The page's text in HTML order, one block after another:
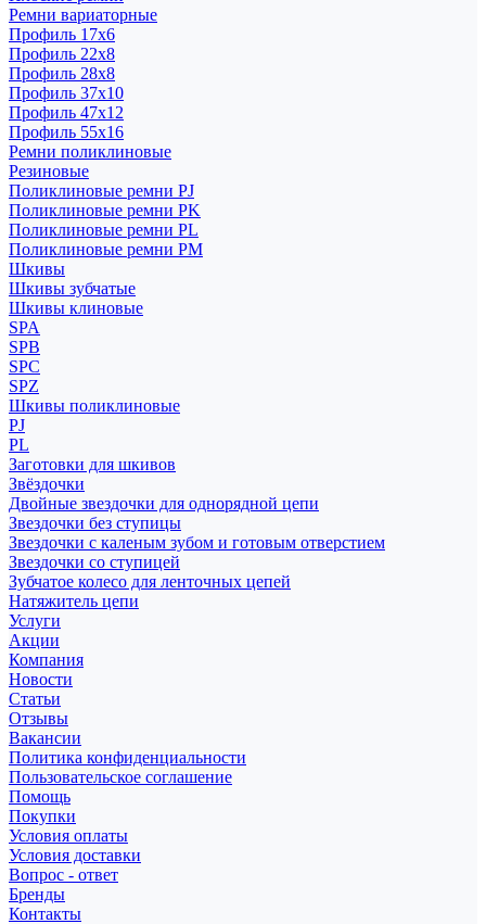
Ремни вариаторные
Профиль 17x6
Профиль 22x8
Профиль 28x8
Профиль 37x10
Профиль 47x12
Профиль 55x16
Ремни поликлиновые
Резиновые
Поликлиновые ремни PJ
Поликлиновые ремни PK
Поликлиновые ремни PL
Поликлиновые ремни PM
Шкивы
Шкивы зубчатые
Шкивы клиновые
SPA
SPB
SPC
SPZ
Шкивы поликлиновые
PJ
PL
Заготовки для шкивов
Звёздочки
Двойные звездочки для однорядной цепи
Звездочки без ступицы
Звездочки с каленым зубом и готовым отверстием
Звездочки со ступицей
Зубчатое колесо для ленточных цепей
Натяжитель цепи
Услуги
Акции
Компания
Новости
Статьи
Отзывы
Вакансии
Политика конфиденциальности
Пользовательское соглашение
Помощь
Покупки
Условия оплаты
Условия доставки
Вопрос - ответ
Бренды
Контакты